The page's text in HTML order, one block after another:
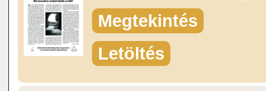
Megtekintés
Letöltés